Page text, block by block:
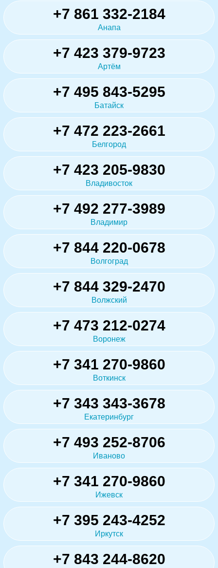
+7 861 332-2184
Анапа
+7 423 379-9723
Артём
+7 495 843-5295
Батайск
+7 472 223-2661
Белгород
+7 423 205-9830
Владивосток
+7 492 277-3989
Владимир
+7 844 220-0678
Волгоград
+7 844 329-2470
Волжский
+7 473 212-0274
Воронеж
+7 341 270-9860
Воткинск
+7 343 343-3678
Екатеринбург
+7 493 252-8706
Иваново
+7 341 270-9860
Ижевск
+7 395 243-4252
Иркутск
+7 843 244-8620